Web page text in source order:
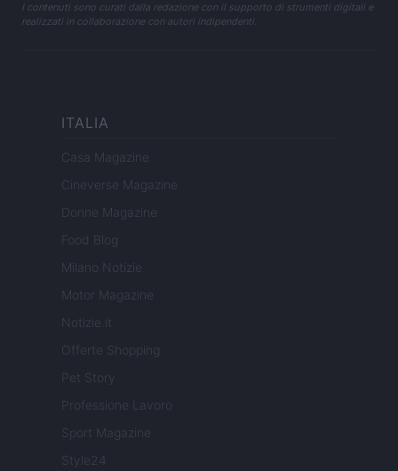
I contenuti sono curati dalla redazione con il supporto di strumenti digitali e
realizzati in collaborazione con autori indipendenti.
ITALIA
Casa Magazine
Cineverse Magazine
Donne Magazine
Food Blog
Milano Notizie
Motor Magazine
Notizie.it
Offerte Shopping
Pet Story
Professione Lavoro
Sport Magazine
Style24